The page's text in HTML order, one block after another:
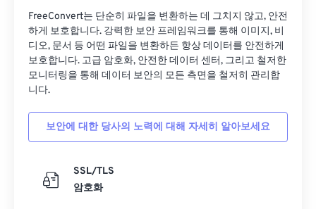
FreeConvert는 단순히 파일을 변환하는 데 그치지 않고, 안전
하게 보호합니다. 강력한 보안 프레임워크를 통해 이미지, 비
디오, 문서 등 어떤 파일을 변환하든 항상 데이터를 안전하게
보호합니다. 고급 암호화, 안전한 데이터 센터, 그리고 철저한
모니터링을 통해 데이터 보안의 모든 측면을 철저히 관리합
니다.
보안에 대한 당사의 노력에 대해 자세히 알아보세요
SSL/TLS
암호화